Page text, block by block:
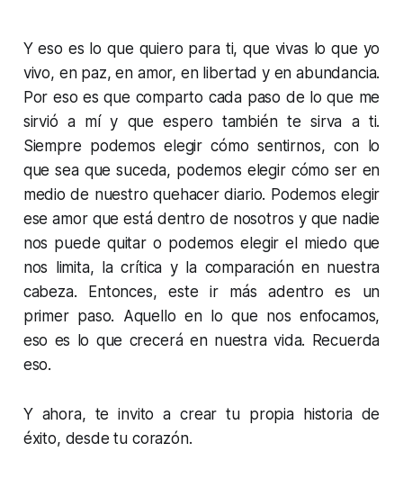
Y eso es lo que quiero para ti, que vivas lo que yo
vivo, en paz, en amor, en libertad y en abundancia.
Por eso es que comparto cada paso de lo que me
sirvió a mí y que espero también te sirva a ti.
Siempre podemos elegir cómo sentirnos, con lo
que sea que suceda, podemos elegir cómo ser en
medio de nuestro quehacer diario. Podemos elegir
ese amor que está dentro de nosotros y que nadie
nos puede quitar o podemos elegir el miedo que
nos limita, la crítica y la comparación en nuestra
cabeza. Entonces, este ir más adentro es un
primer paso. Aquello en lo que nos enfocamos,
eso es lo que crecerá en nuestra vida. Recuerda
eso.
Y ahora, te invito a crear tu propia historia de
éxito, desde tu corazón.